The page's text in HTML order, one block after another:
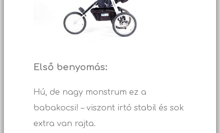
Első benyomás:
Hú, de nagy monstrum ez a
babakocsi! – viszont irtó stabil és sok
extra van rajta.